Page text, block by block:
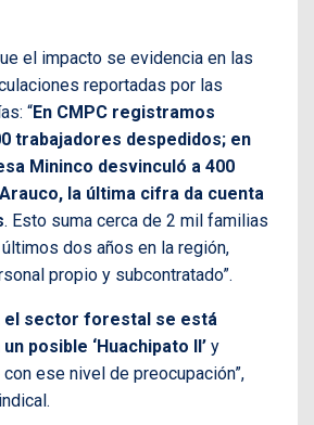
el impacto se evidencia en las
reportadas por las
“En CMPC registramos
trabajadores despedidos; en
Mininco desvinculó a 400
la última cifra da cuenta
. Esto suma cerca de 2 mil familias
dos años en la región,
propio y subcontratado”.
el sector forestal se está
posible ‘Huachipato II’ y
ese nivel de preocupación”,